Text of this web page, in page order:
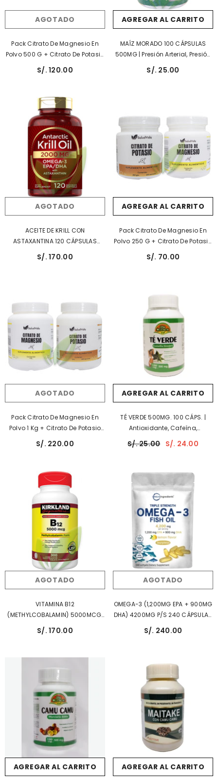
AGOTADO
Pack Citrato De Magnesio En
Polvo 500 G + Citrato De Potasio
En Polvo 500 Grs-
S/. 120.00
AGREGAR AL CARRITO
MAÍZ MORADO 100 CÁPSULAS
500MG | Presión Arterial, Presión
Sanguínea, Colesterol, Sistema
Inmunológico.
S/. 25.00
AGOTADO
ACEITE DE KRILL CON
ASTAXANTINA 120 CÁPSULAS
BLANDAS 2000MG P/S (Omega-
3, EPA/DHA) | Cerebro,
S/. 170.00
AGREGAR AL CARRITO
Pack Citrato De Magnesio En
Polvo 250 G + Citrato De Potasio
En Polvo 250 G
S/. 70.00
AGOTADO
Pack Citrato De Magnesio En
Polvo 1 Kg + Citrato De Potasio
En Polvo 1 Kg
S/. 220.00
AGREGAR AL CARRITO
TÉ VERDE 500MG. 100 CÁPS. |
Antioxidante, Cafeína,
Antiinflamatorio, Función
Cerebral.
S/. 25.00 S/. 24.00
AGOTADO
VITAMINA B12
(METHYLCOBALAMIN) 5000MCG,
300 TABLETAS SUBLINGUALES |
Anemia, Estado De Ánimo,
Corazón.
S/. 170.00
AGOTADO
OMEGA-3 (1,200MG EPA + 900MG
DHA) 4200MG P/S 240 CÁPSULAS
| Cerebro, Antiinflamatorio,
Depresión, Vista, Diabetes.
S/. 240.00
AGREGAR AL CARRITO AGREGAR AL CARRITO